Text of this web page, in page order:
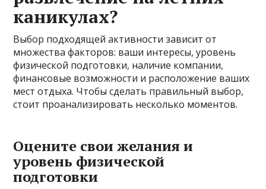
каникулах?
Выбор подходящей активности зависит от
множества факторов: ваши интересы, уровень
физической подготовки, наличие компании,
финансовые возможности и расположение ваших
мест отдыха. Чтобы сделать правильный выбор,
стоит проанализировать несколько моментов.
Оцените свои желания и
уровень физической
подготовки